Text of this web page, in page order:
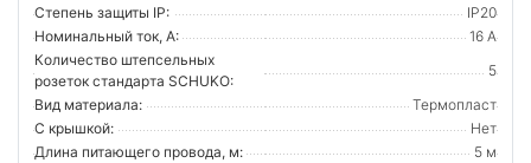
Степень защиты IP:
IP20
Номинальный ток, А:
16 А
Количество штепсельных
розеток стандарта SCHUKO:
5
Вид материала:
Термопласт
С крышкой:
Нет
Длина питающего провода, м:
5 м